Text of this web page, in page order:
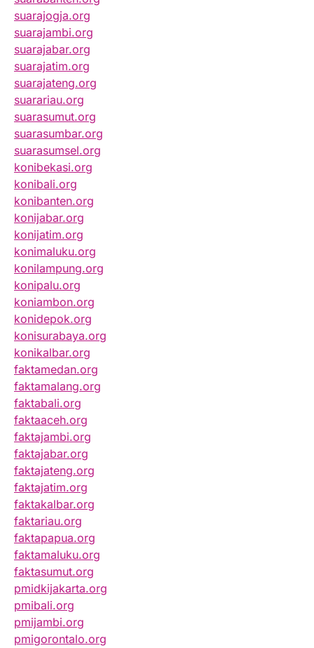
suarajogja.org
suarajambi.org
suarajabar.org
suarajatim.org
suarajateng.org
suarariau.org
suarasumut.org
suarasumbar.org
suarasumsel.org
konibekasi.org
konibali.org
konibanten.org
konijabar.org
konijatim.org
konimaluku.org
konilampung.org
konipalu.org
koniambon.org
konidepok.org
konisurabaya.org
konikalbar.org
faktamedan.org
faktamalang.org
faktabali.org
faktaaceh.org
faktajambi.org
faktajabar.org
faktajateng.org
faktajatim.org
faktakalbar.org
faktariau.org
faktapapua.org
faktamaluku.org
faktasumut.org
pmidkijakarta.org
pmibali.org
pmijambi.org
pmigorontalo.org